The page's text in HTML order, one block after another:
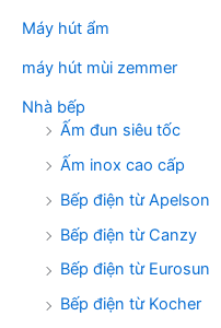
Máy hút ẩm
máy hút mùi zemmer
Nhà bếp
Ấm đun siêu tốc
Ấm inox cao cấp
Bếp điện từ Apelson
Bếp điện từ Canzy
Bếp điện từ Eurosun
Bếp điện từ Kocher